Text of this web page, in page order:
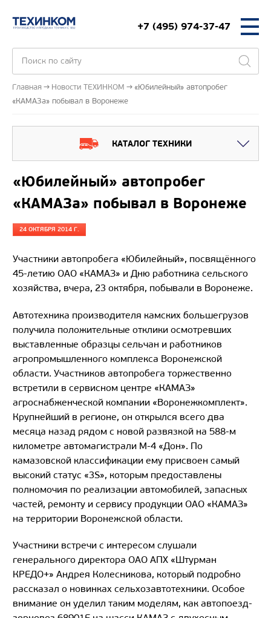
+7 (495) 974-37-47
Главная Новости ТЕХИНКОМ
«Юбилейный» автопробег
«КАМАЗа» побывал в Воронеже
КАТАЛОГ ТЕХНИКИ
«Юбилейный» автопробег
«КАМАЗа» побывал в Воронеже
24 ОКТЯБРЯ 2014 Г.
Участники автопробега «Юбилейный», посвящённого
45-летию ОАО «КАМАЗ» и Дню работника сельского
хозяйства, вчера, 23 октября, побывали в Воронеже.
Автотехника производителя камских большегрузов
получила положительные отклики осмотревших
выставленные образцы сельчан и работников
агропромышленного комплекса Воронежской
области. Участников автопробега торжественно
встретили в сервисном центре «КАМАЗ»
агроснабженческой компании «Воронежкомплект».
Крупнейший в регионе, он открылся всего два
месяца назад рядом с новой развязкой на 588-м
километре автомагистрали М-4 «Дон». По
камазовской классификации ему присвоен самый
высокий статус «3S», которым предоставлены
полномочия по реализации автомобилей, запасных
частей, ремонту и сервису продукции ОАО «КАМАЗ»
на территории Воронежской области.
Участники встречи с интересом слушали
генерального директора ОАО АПХ «Штурман
КРЕДО+» Андрея Колесникова, который подробно
рассказал о новинках сельхозавтотехники. Особое
внимание он уделил таким моделям, как автопоезд-